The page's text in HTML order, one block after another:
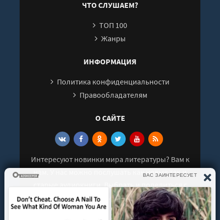
ЧТО СЛУШАЕМ?
ТОП 100
Жанры
ИНФОРМАЦИЯ
Политика конфиденциальности
Правообладателям
О САЙТЕ
Интересуют новинки мира литературы? Вам к
нам. У нас можно послушать как новые так и
старые аудиокниги. Выбрать и поделиться с
друзьями лучшими аудиокнигами!